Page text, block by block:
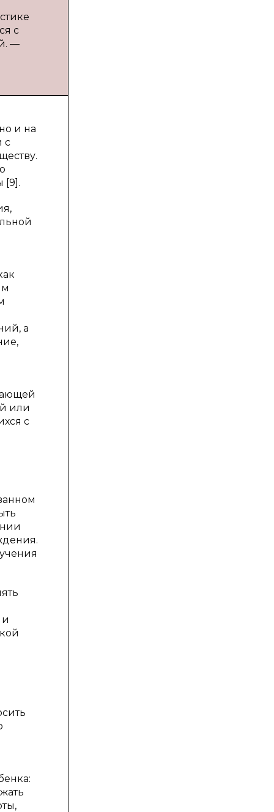
с
—
и на
с
[9].
а
или
с